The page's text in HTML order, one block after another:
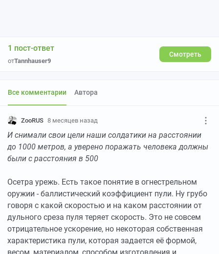
1 пост-ответ
отTannhauser9
Смотреть
Все комментарии Автора
ZooRUS 8 месяцев назад
И снимали свои цели наши солдатики на расстоянии
до 1000 метров, а уверено поражать человека должны
были с расстояния в 500
Осетра урежь. Есть такое понятие в огнестрельном
оружии - баллистический коэффициент пули. Ну грубо
говоря с какой скоростью и на каком расстоянии от
дульного среза пуля теряет скорость. Это не совсем
отрицательное ускорение, но некоторая собственная
характеристика пули, которая задается её формой,